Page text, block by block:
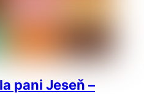
pani Jeseň –